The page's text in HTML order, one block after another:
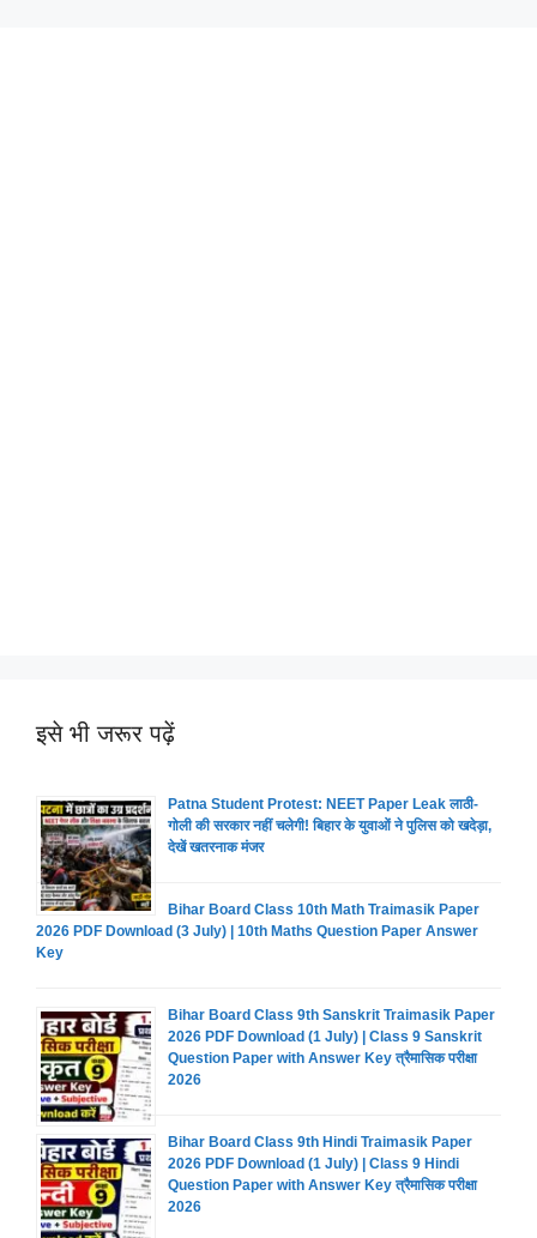
इसे भी जरूर पढ़ें
Patna Student Protest: NEET Paper Leak लाठी-
गोली की सरकार नहीं चलेगी! बिहार के युवाओं ने पुलिस को खदेड़ा,
देखें खतरनाक मंजर
Bihar Board Class 10th Math Traimasik Paper
2026 PDF Download (3 July) | 10th Maths Question Paper Answer
Key
Bihar Board Class 9th Sanskrit Traimasik Paper
2026 PDF Download (1 July) | Class 9 Sanskrit
Question Paper with Answer Key त्रैमासिक परीक्षा
2026
Bihar Board Class 9th Hindi Traimasik Paper
2026 PDF Download (1 July) | Class 9 Hindi
Question Paper with Answer Key त्रैमासिक परीक्षा
2026